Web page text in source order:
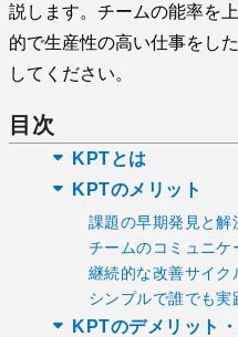
説します。チームの能率を
的で生産性の高い仕事をし
してください。
目次
KPTとは
KPTのメリット
課題の早期発見と解
チームのコミュニケ
継続的な改善サイク
シンプルで誰でも実
KPTのデメリット